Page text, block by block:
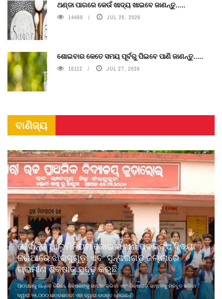
ଥଣ୍ଡା ପାଗରେ କେଉଁ ଖାଦ୍ୟ ଖାଇବେ ଜାଣନ୍ତୁ.....
14489 JUL 28, 2026
ଶୋଇବାର କେତେ ସମୟ ପୂର୍ବରୁ ପିଇବେ ପାଣି ଜାଣନ୍ତୁ.....
16112 JUL 27, 2026
ବାଣିଜ୍ୟ
ବେଦାନ୍ତ ଆଲୁମିନିୟମ କୋଇଲା ଖଣି ପ୍ରକଳ୍ପ ବିଦ୍ୟା
ଜରିଆରେ ଝାରସୁଗୁଡ଼ା ଏବଂ ସୁନ୍ଦରଗଡ଼ ଜିଲ୍ଲାରେ
ଗ୍ରାମୀଣ ଶିକ୍ଷାକୁ ସୁଦୃଢ଼ କରୁଛି
ପାଠପଢାକୁ ଉନ୍ନତ କରିବା, ଶିକ୍ଷକଙ୍କୁ ସମର୍ଥନ କରିବା ଏବଂ ଶିକ୍ଷାଗତ ସମ୍ବଳକୁ ମଜବୁତ କରିବା
ଦ୍ୱାରା ୨୫,୦୦୦ ଛାତ୍ରଛାତ୍ରୀ ଏହା ଦ୍ୱାରା ଉପକୃତ ହୋଇଛନ୍ତି